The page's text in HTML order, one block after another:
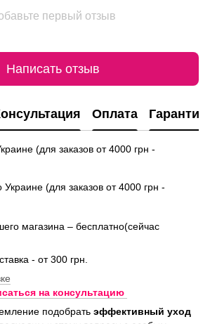
первый отзыв
Написать отзыв
Оплата Гарантия
(для заказов от 4000 грн -
(для заказов от 4000 грн -
магазина – бесплатно(сейчас
- от 300 грн.
на консультацию
подобрать эффективный уход